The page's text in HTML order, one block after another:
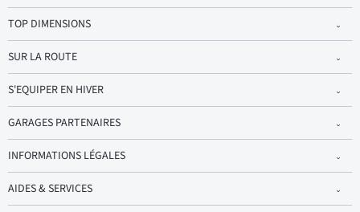
TOP DIMENSIONS
SUR LA ROUTE
S'EQUIPER EN HIVER
GARAGES PARTENAIRES
INFORMATIONS LÉGALES
AIDES & SERVICES